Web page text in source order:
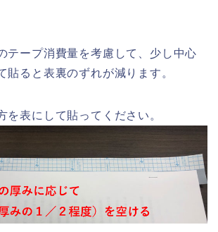
テープ消費量を考慮して、少し中心
貼ると表裏のずれが減ります。
を表にして貼ってください。